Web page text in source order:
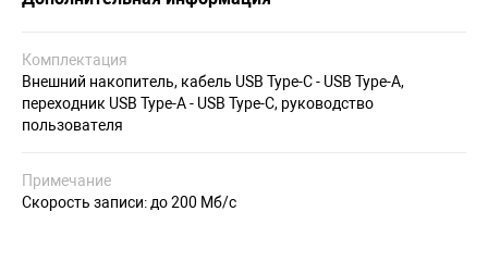
Комплектация
Внешний накопитель, кабель USB Type-C - USB Type-A,
переходник USB Type-A - USB Type-C, руководство
пользователя
Примечание
Скорость записи: до 200 Мб/с